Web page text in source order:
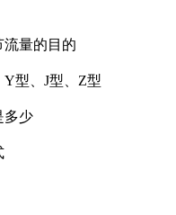
量的目的
型、J型、Z型
多少